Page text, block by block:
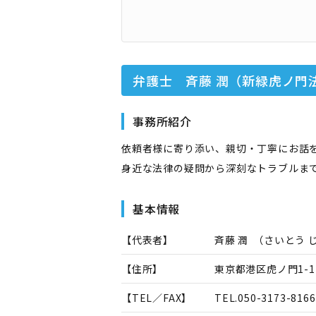
弁護士 斉藤 潤（新緑虎ノ門
事務所紹介
依頼者様に寄り添い、親切・丁寧にお話
身近な法律の疑問から深刻なトラブルま
基本情報
【代表者】 斉藤 潤 （さいとう
【住所】 東京都港区虎ノ門1-
【TEL／FAX】 TEL.050-3173-8166